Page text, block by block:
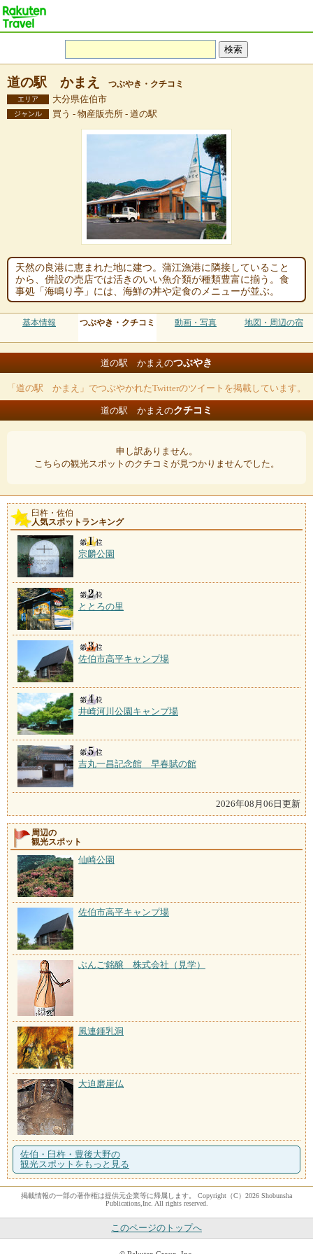
道の駅 かまえ つぶやき・クチコミ
エリア 大分県佐伯市
ジャンル 買う - 物産販売所 - 道の駅
天然の良港に恵まれた地に建つ。蒲江漁港に隣接していること
から、併設の売店では活きのいい魚介類が種類豊富に揃う。食
事処「海鳴り亭」には、海鮮の丼や定食のメニューが並ぶ。
基本情報 つぶやき・クチコミ 動画・写真 地図・周辺の宿
道の駅 かまえのつぶやき
「道の駅 かまえ」でつぶやかれたTwitterのツイートを掲載しています。
道の駅 かまえのクチコミ
申し訳ありません。
こちらの観光スポットのクチコミが見つかりませんでした。
臼杵・佐伯
人気スポットランキング
宗麟公園
ととろの里
佐伯市高平キャンプ場
井崎河川公園キャンプ場
吉丸一昌記念館 早春賦の館
2026年08月06日更新
周辺の
観光スポット
仙崎公園
佐伯市高平キャンプ場
ぶんご銘醸 株式会社（見学）
風連鍾乳洞
大迫磨崖仏
佐伯・臼杵・豊後大野の
観光スポットをもっと見る
掲載情報の一部の著作権は提供元企業等に帰属します。 Copyright（C）2026 Shobunsha
Publications,Inc. All rights reserved.
このページのトップへ